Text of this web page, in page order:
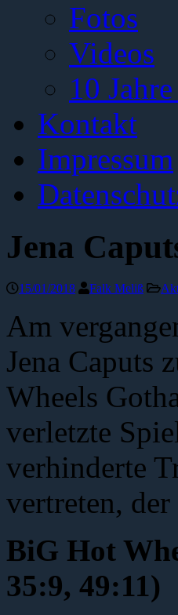
Fotos
Videos
10
Kontakt
Impressum
Jena
15/01/2018 Falk Meliß
Am
Jena Caputs
Wheels
verletzte
verhinderte
vertreten,
BiG Hot
35:9, 49:11)